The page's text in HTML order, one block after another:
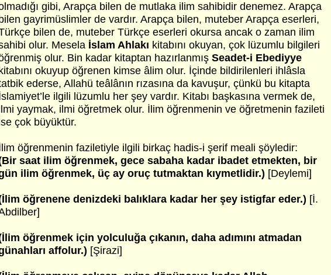
gibi, Arapça bilen de mutlaka ilim sahibidir denemez. Arapça
bilen gayrimüslimler de vardır. Arapça bilen, muteber Arapça eserleri,
bilen de, muteber Türkçe eserleri okursa ancak o zaman ilim
olur. Mesela İslam Ahlakı kitabını okuyan, çok lüzumlu bilgileri
olur. Bin kadar kitaptan hazırlanmış Seadet-i Ebediyye
kitabını okuyup öğrenen kimse âlim olur. İçinde bildirilenleri ihlâsla
ederse, Allahü teâlânın rızasına da kavuşur, çünkü bu kitapta
ilgili lüzumlu her şey vardır. Kitabı başkasına vermek de,
yaymak, ilmi öğretmek olur. İlim öğrenmenin ve öğretmenin fazileti
çok büyüktür.
öğrenmenin faziletiyle ilgili birkaç hadis-i şerif meali şöyledir:
saat ilim öğrenmek, gece sabaha kadar ibadet etmekten, bir
ilim öğrenmek, üç ay oruç tutmaktan kıymetlidir.) [Deylemi]
öğrenene denizdeki balıklara kadar her şey istigfar eder.) [İ.
öğrenmek için yolculuğa çıkanın, daha adımını atmadan
affolur.) [Şirazi]